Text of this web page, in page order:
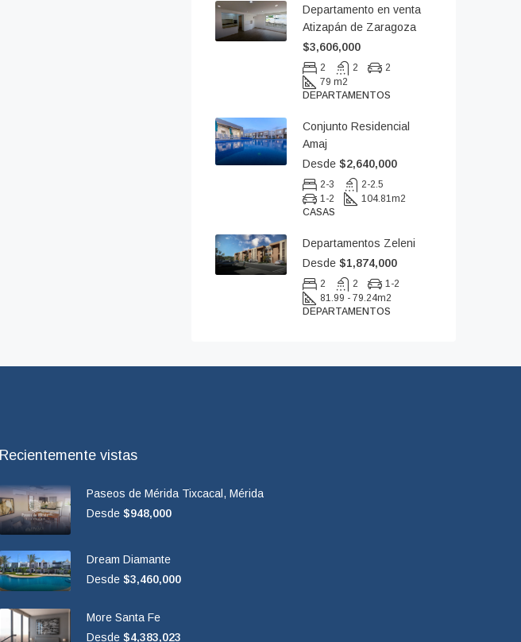
Departamento en venta
Atizapán de Zaragoza
$3,606,000
2 2
2
79 m2
DEPARTAMENTOS
Conjunto Residencial
Amaj
Desde $2,640,000
2-3
2-2.5
1-2
104.81m2
CASAS
Departamentos Zeleni
Desde $1,874,000
2 2
1-2
81.99 - 79.24m2
DEPARTAMENTOS
Recientemente vistas
Paseos de Mérida Tixcacal, Mérida
Desde $948,000
Dream Diamante
Desde $3,460,000
More Santa Fe
Desde $4,383,023